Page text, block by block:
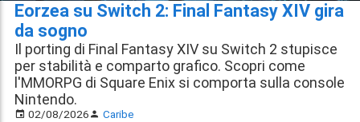
Eorzea su Switch 2: Final Fantasy XIV gira
da sogno
Il porting di Final Fantasy XIV su Switch 2 stupisce
per stabilità e comparto grafico. Scopri come
l'MMORPG di Square Enix si comporta sulla console
Nintendo.
02/08/2026 Caribe